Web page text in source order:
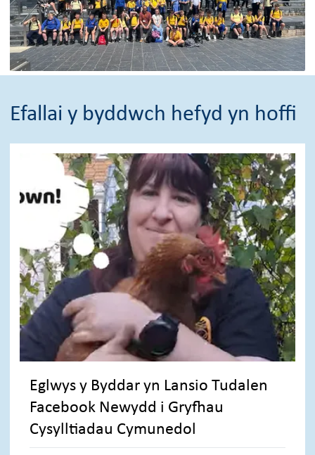
Efallai y byddwch hefyd yn hoffi
Eglwys y Byddar yn Lansio Tudalen
Facebook Newydd i Gryfhau
Cysylltiadau Cymunedol